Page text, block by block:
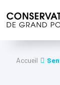
Accueil